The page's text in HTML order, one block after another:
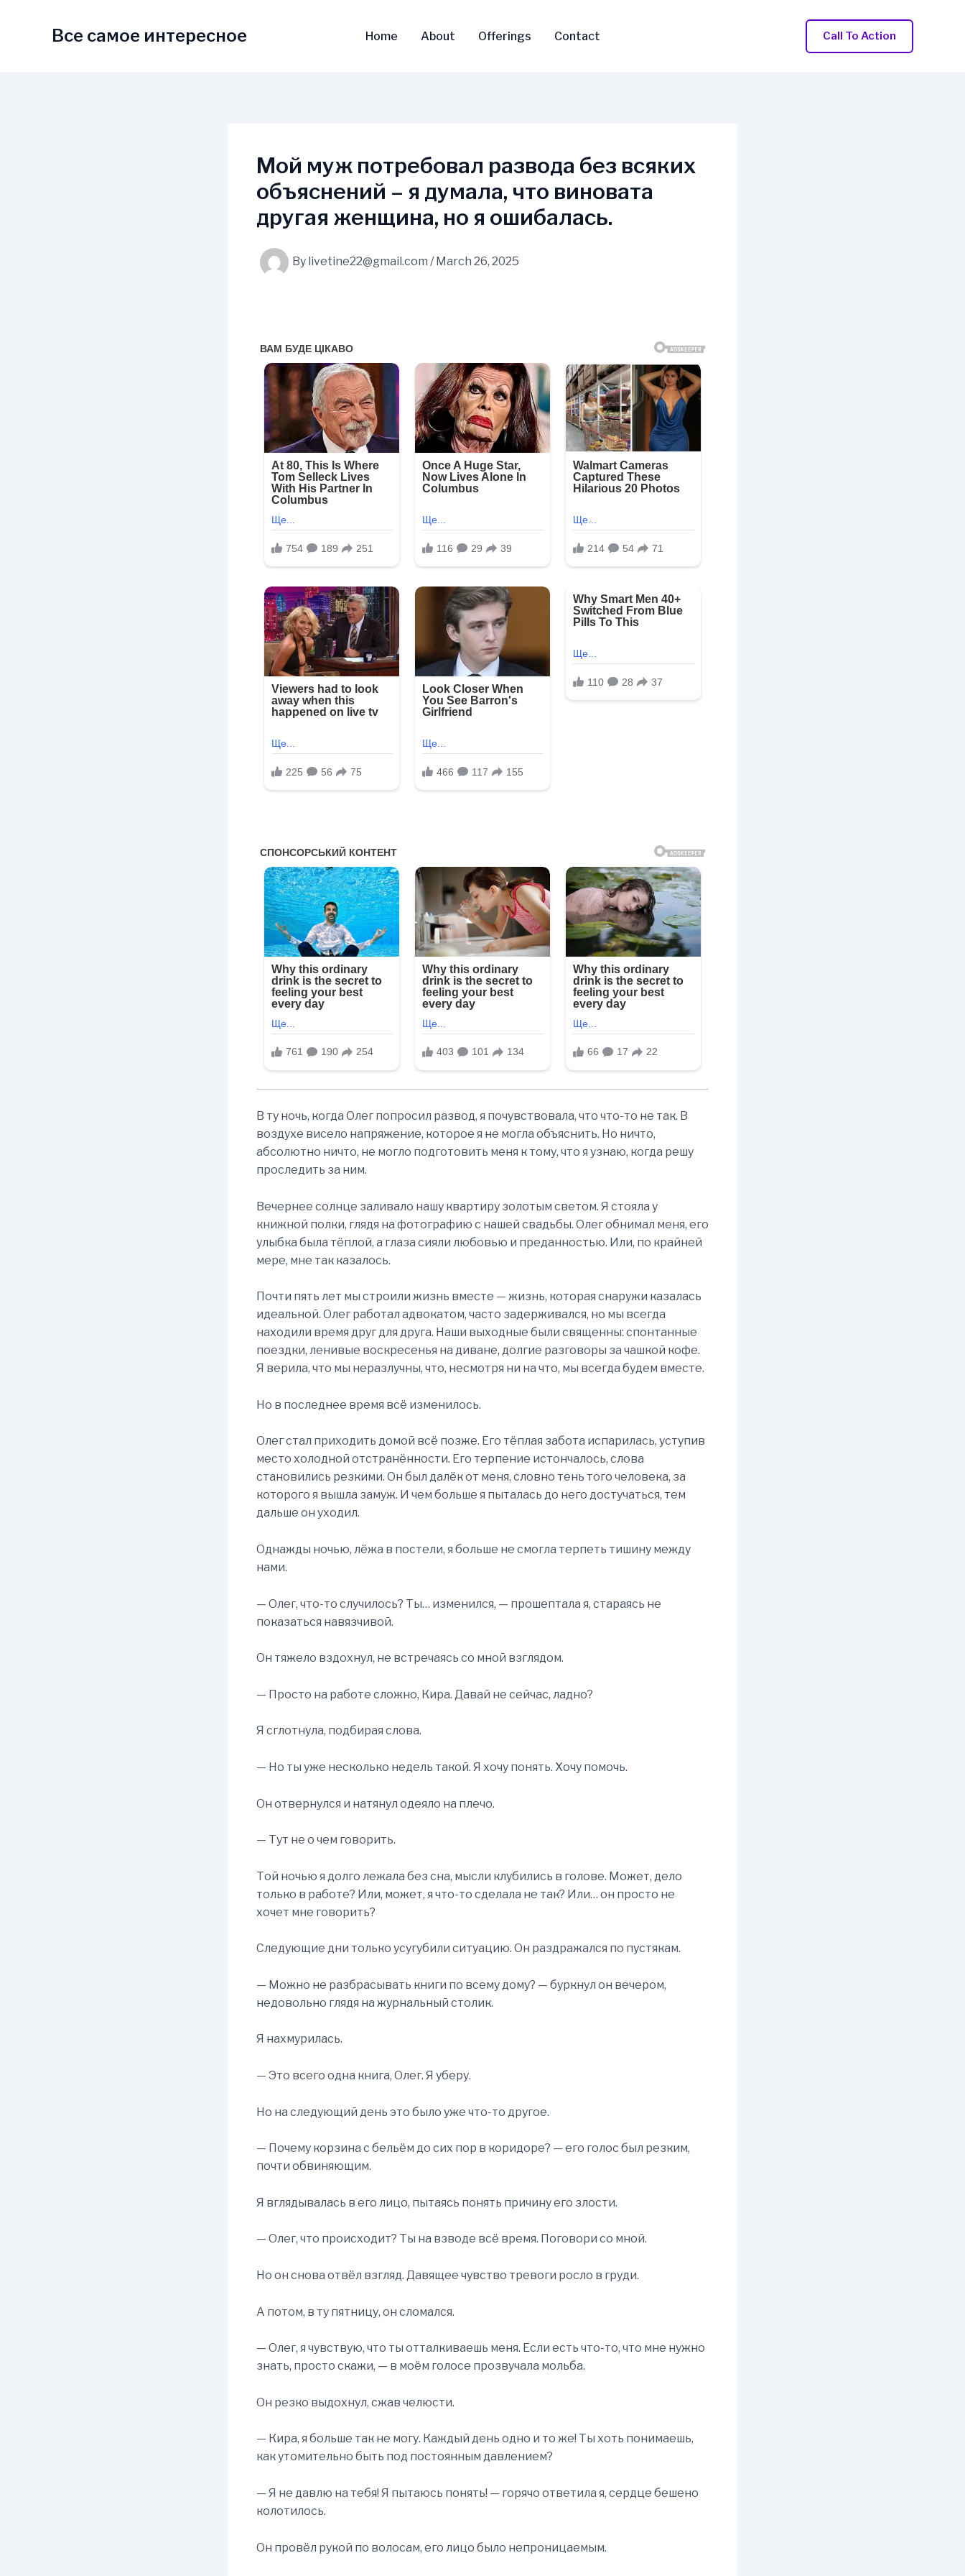
Все самое интересное Home About Offerings Contact Call To Action
Мой муж потребовал развода без всяких
объяснений – я думала, что виновата
другая женщина, но я ошибалась.
By livetine22@gmail.com / March 26, 2025
В ту ночь, когда Олег попросил развод, я почувствовала, что что-то не так. В
воздухе висело напряжение, которое я не могла объяснить. Но ничто,
абсолютно ничто, не могло подготовить меня к тому, что я узнаю, когда решу
проследить за ним.
Вечернее солнце заливало нашу квартиру золотым светом. Я стояла у
книжной полки, глядя на фотографию с нашей свадьбы. Олег обнимал меня, его
улыбка была тёплой, а глаза сияли любовью и преданностью. Или, по крайней
мере, мне так казалось.
Почти пять лет мы строили жизнь вместе — жизнь, которая снаружи казалась
идеальной. Олег работал адвокатом, часто задерживался, но мы всегда
находили время друг для друга. Наши выходные были священны: спонтанные
поездки, ленивые воскресенья на диване, долгие разговоры за чашкой кофе.
Я верила, что мы неразлучны, что, несмотря ни на что, мы всегда будем вместе.
Но в последнее время всё изменилось.
Олег стал приходить домой всё позже. Его тёплая забота испарилась, уступив
место холодной отстранённости. Его терпение истончалось, слова
становились резкими. Он был далёк от меня, словно тень того человека, за
которого я вышла замуж. И чем больше я пыталась до него достучаться, тем
дальше он уходил.
Однажды ночью, лёжа в постели, я больше не смогла терпеть тишину между
нами.
— Олег, что-то случилось? Ты… изменился, — прошептала я, стараясь не
показаться навязчивой.
Он тяжело вздохнул, не встречаясь со мной взглядом.
— Просто на работе сложно, Кира. Давай не сейчас, ладно?
Я сглотнула, подбирая слова.
— Но ты уже несколько недель такой. Я хочу понять. Хочу помочь.
Он отвернулся и натянул одеяло на плечо.
— Тут не о чем говорить.
Той ночью я долго лежала без сна, мысли клубились в голове. Может, дело
только в работе? Или, может, я что-то сделала не так? Или… он просто не
хочет мне говорить?
Следующие дни только усугубили ситуацию. Он раздражался по пустякам.
— Можно не разбрасывать книги по всему дому? — буркнул он вечером,
недовольно глядя на журнальный столик.
Я нахмурилась.
— Это всего одна книга, Олег. Я уберу.
Но на следующий день это было уже что-то другое.
— Почему корзина с бельём до сих пор в коридоре? — его голос был резким,
почти обвиняющим.
Я вглядывалась в его лицо, пытаясь понять причину его злости.
— Олег, что происходит? Ты на взводе всё время. Поговори со мной.
Но он снова отвёл взгляд. Давящее чувство тревоги росло в груди.
А потом, в ту пятницу, он сломался.
— Олег, я чувствую, что ты отталкиваешь меня. Если есть что-то, что мне нужно
знать, просто скажи, — в моём голосе прозвучала мольба.
Он резко выдохнул, сжав челюсти.
— Кира, я больше так не могу. Каждый день одно и то же! Ты хоть понимаешь,
как утомительно быть под постоянным давлением?
— Я не давлю на тебя! Я пытаюсь понять! — горячо ответила я, сердце бешено
колотилось.
Он провёл рукой по волосам, его лицо было непроницаемым.